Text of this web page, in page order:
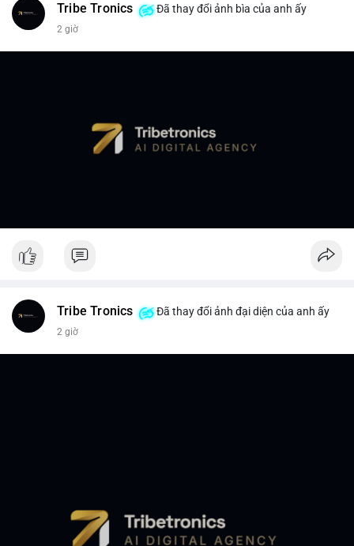
Tribe Tronics Đã thay đổi ảnh bìa của anh ấy
2 giờ
Tribe Tronics Đã thay đổi ảnh đại diện của anh ấy
2 giờ